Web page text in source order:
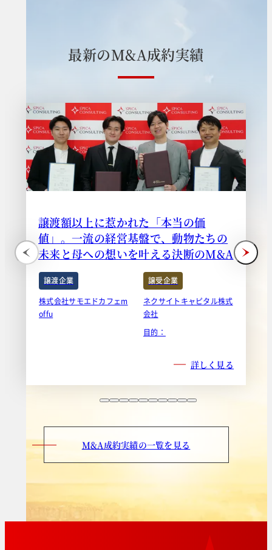
最新のM&A成約実績
譲渡額以上に惹かれた「本当の価
値」。一流の経営基盤で、動物たちの
未来と母への想いを叶える決断のM&A
譲渡企業
譲受企業
株式会社サモエドカフェm
offu
ネクサイトキャピタル株式
会社
目的：
詳しく見る
M&A成約実績の一覧を見る